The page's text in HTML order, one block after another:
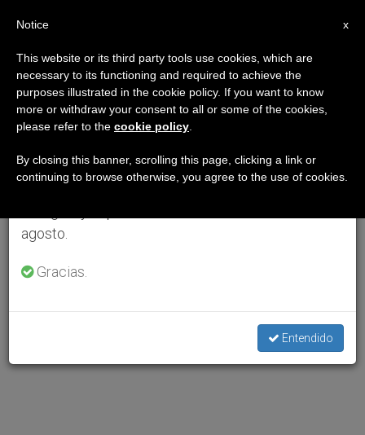
×
Aviso importante
Del 27 de julio al 7 de agosto haremos la pausa
anual, aprovechando que en el periodo de verano
se generan menos informaciones y también el
agosto.
Gracias.
Entendido
x
Notice
This website or its third party tools use cookies, which are
necessary to its functioning and required to achieve the
purposes illustrated in the cookie policy. If you want to know
more or withdraw your consent to all or some of the cookies,
please refer to the cookie policy
By closing this banner, scrolling this page, clicking a link or
continuing to browse otherwise, you agree to the use of cookies.